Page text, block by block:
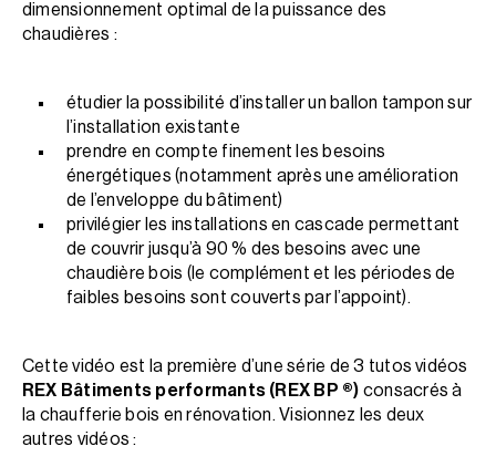
dimensionnement optimal de la puissance des
chaudières :
étudier la possibilité d’installer un ballon tampon sur
l’installation existante
prendre en compte finement les besoins
énergétiques (notamment après une amélioration
de l’enveloppe du bâtiment)
privilégier les installations en cascade permettant
de couvrir jusqu’à 90 % des besoins avec une
chaudière bois (le complément et les périodes de
faibles besoins sont couverts par l’appoint).
Cette vidéo est la première d’une série de 3 tutos vidéos
REX Bâtiments performants (REX BP ®) consacrés à
la chaufferie bois en rénovation. Visionnez les deux
autres vidéos :